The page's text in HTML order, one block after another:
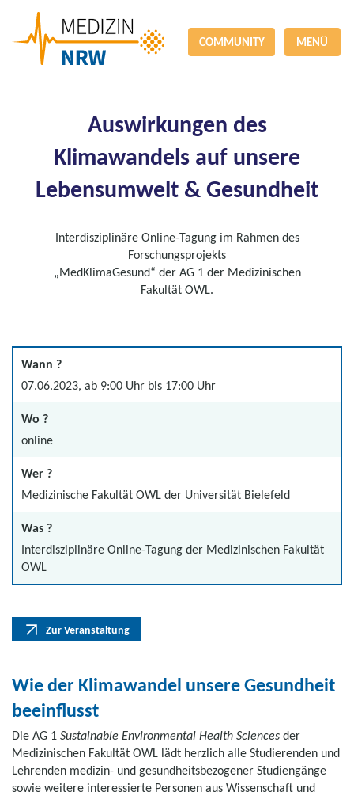
COMMUNITY MENÜ
Auswirkungen des
Klimawandels auf unsere
Lebensumwelt & Gesundheit
Interdisziplinäre Online-Tagung im Rahmen des
Forschungsprojekts
„MedKlimaGesund“ der AG 1 der Medizinischen
Fakultät OWL.
Wann ?
07.06.2023, ab 9:00 Uhr bis 17:00 Uhr
Wo ?
online
Wer ?
Medizinische Fakultät OWL der Universität Bielefeld
Was ?
Interdisziplinäre Online-Tagung der Medizinischen Fakultät
OWL
Zur Veranstaltung
Wie der Klimawandel unsere Gesundheit
beeinflusst
Die AG 1 Sustainable Environmental Health Sciences der
Medizinischen Fakultät OWL lädt herzlich alle Studierenden und
Lehrenden medizin- und gesundheitsbezogener Studiengänge
sowie weitere interessierte Personen aus Wissenschaft und